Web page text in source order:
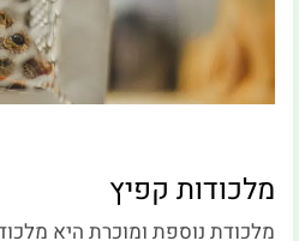
מלכודות קפיץ
מלכודת נוספת ומוכרת היא